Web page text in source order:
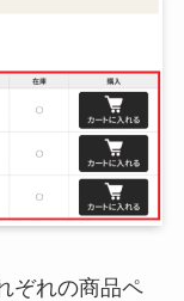
ぞれの商品ペ